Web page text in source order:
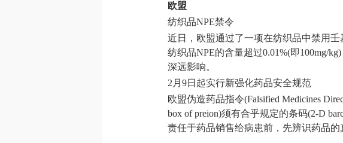
欧盟
纺织品NPE禁令
近日，欧盟通过了一项在纺织品中禁用
纺织品NPE的含量超过0.01%(即100mg/
深远影响。
2月9日起实行新强化药品安全规范
欧盟伪造药品指令(Falsified Medicines
box of preion)须有合乎规定的条码(2-D
责任于药品销售给病患前，先辨识药品